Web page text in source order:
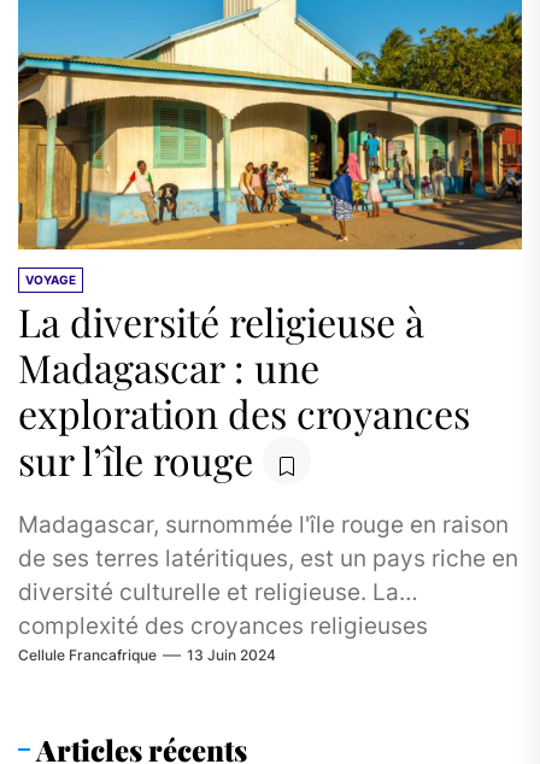
VOYAGE
La diversité religieuse à
Madagascar : une
exploration des croyances
sur l’île rouge
Madagascar, surnommée l'île rouge en raison
de ses terres latéritiques, est un pays riche en
diversité culturelle et religieuse. La
complexité des croyances religieuses
malgaches...
Cellule Francafrique 13 Juin 2024
Articles récents